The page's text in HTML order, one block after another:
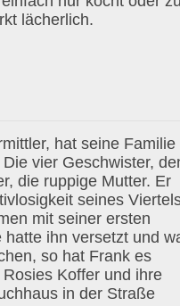
lächerlich.
hat seine Familie
vier Geschwister,
die ruppige Mutter. Er
seines
mit seiner ersten
ihn versetzt und
so hat Frank es
Koffer und ihre
in der Straße